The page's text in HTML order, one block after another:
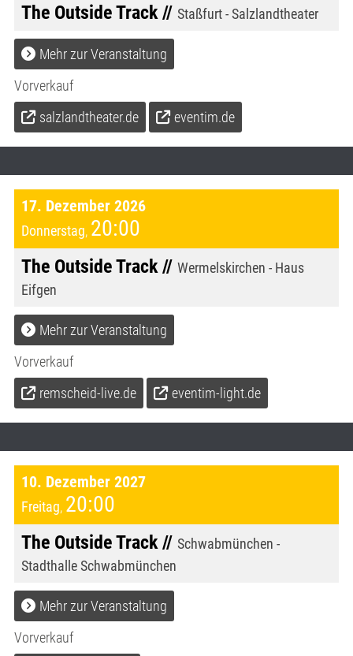
The Outside Track // Staßfurt - Salzlandtheater
Mehr zur Veranstaltung
Vorverkauf
salzlandtheater.de
eventim.de
17. Dezember 2026
Donnerstag, 20:00
The Outside Track // Wermelskirchen - Haus
Eifgen
Mehr zur Veranstaltung
Vorverkauf
remscheid-live.de
eventim-light.de
10. Dezember 2027
Freitag, 20:00
The Outside Track // Schwabmünchen -
Stadthalle Schwabmünchen
Mehr zur Veranstaltung
Vorverkauf